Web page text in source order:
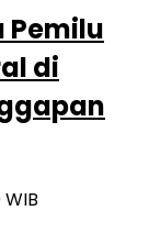
Pemilu
di